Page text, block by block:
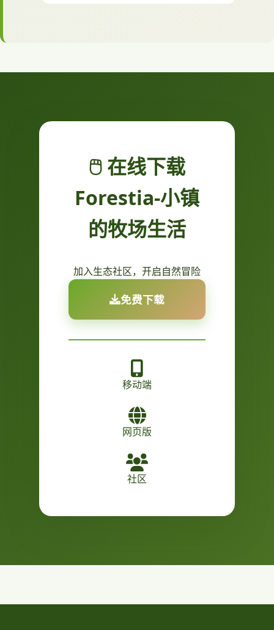
🖱️ 在线下载
Forestia-小镇
的牧场生活
加入生态社区，开启自然冒险
免费下载
移动端
网页版
社区